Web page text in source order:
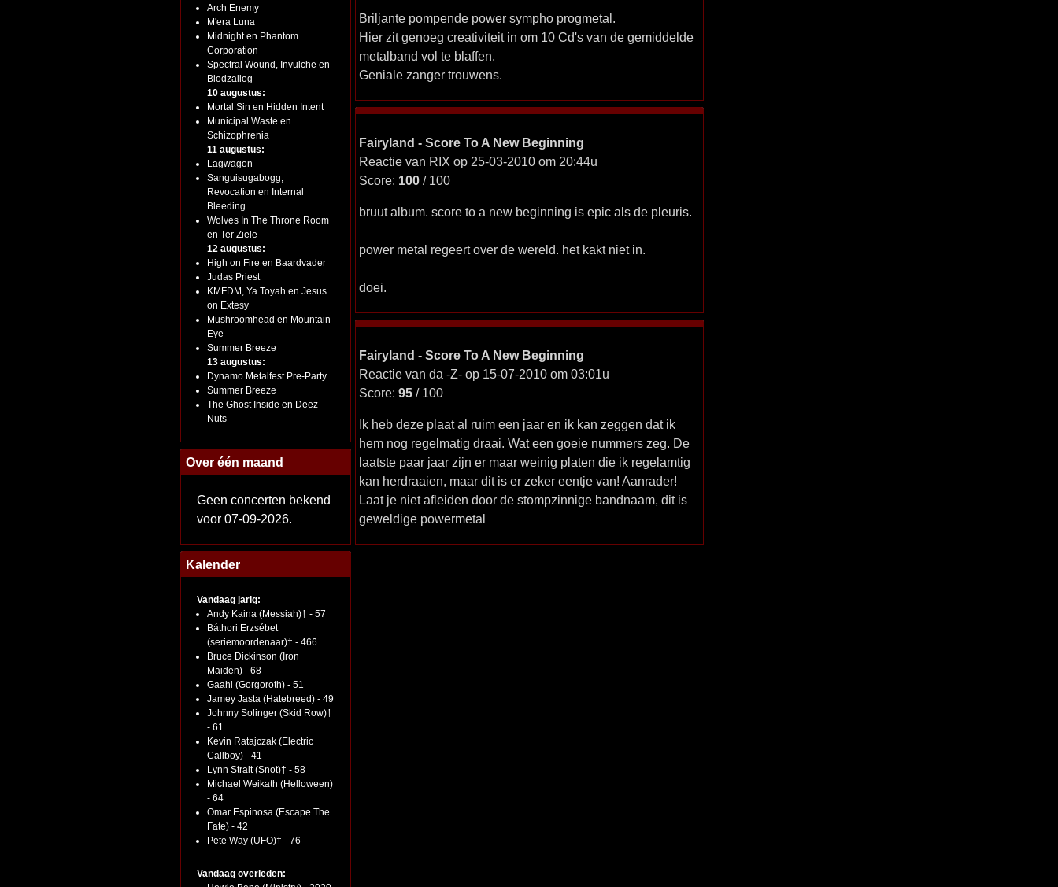
Arch Enemy
M'era Luna
Midnight en Phantom
Corporation
Spectral Wound, Invulche en
Blodzallog
10 augustus:
Mortal Sin en Hidden Intent
Municipal Waste en
Schizophrenia
11 augustus:
Lagwagon
Sanguisugabogg,
Revocation en Internal
Bleeding
Wolves In The Throne Room
en Ter Ziele
12 augustus:
High on Fire en Baardvader
Judas Priest
KMFDM, Ya Toyah en Jesus
on Extesy
Mushroomhead en Mountain
Eye
Summer Breeze
13 augustus:
Dynamo Metalfest Pre-Party
Summer Breeze
The Ghost Inside en Deez
Nuts
Over één maand
Geen concerten bekend
voor 07-09-2026.
Kalender
Vandaag jarig:
Andy Kaina (Messiah)† - 57
Báthori Erzsébet
(seriemoordenaar)† - 466
Bruce Dickinson (Iron
Maiden) - 68
Gaahl (Gorgoroth) - 51
Jamey Jasta (Hatebreed) - 49
Johnny Solinger (Skid Row)†
- 61
Kevin Ratajczak (Electric
Callboy) - 41
Lynn Strait (Snot)† - 58
Michael Weikath (Helloween)
- 64
Omar Espinosa (Escape The
Fate) - 42
Pete Way (UFO)† - 76
Vandaag overleden:
Briljante pompende power sympho progmetal.
Hier zit genoeg creativiteit in om 10 Cd's van de gemiddelde
metalband vol te blaffen.
Geniale zanger trouwens.
Fairyland - Score To A New Beginning
Reactie van RIX op 25-03-2010 om 20:44u
Score: 100/ 100
bruut album. score to a new beginning is epic als de pleuris.
power metal regeert over de wereld. het kakt niet in.
doei.
Fairyland - Score To A New Beginning
Reactie van da -Z- op 15-07-2010 om 03:01u
Score: 95/ 100
Ik heb deze plaat al ruim een jaar en ik kan zeggen dat ik
hem nog regelmatig draai. Wat een goeie nummers zeg. De
laatste paar jaar zijn er maar weinig platen die ik regelamtig
kan herdraaien, maar dit is er zeker eentje van! Aanrader!
Laat je niet afleiden door de stompzinnige bandnaam, dit is
geweldige powermetal